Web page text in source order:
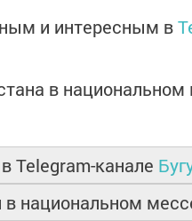
и интересным в
в
Telegram-канале
в национальном